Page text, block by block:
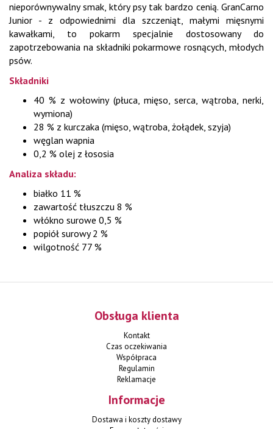
nieporównywalny smak, który psy tak bardzo cenią. GranCarno
Junior - z odpowiednimi dla szczeniąt, małymi mięsnymi
kawałkami, to pokarm specjalnie dostosowany do
zapotrzebowania na składniki pokarmowe rosnących, młodych
psów.
Składniki
40 % z wołowiny (płuca, mięso, serca, wątroba, nerki,
wymiona)
28 % z kurczaka (mięso, wątroba, żołądek, szyja)
węglan wapnia
0,2 % olej z łososia
Analiza składu:
białko 11 %
zawartość tłuszczu 8 %
włókno surowe 0,5 %
popiół surowy 2 %
wilgotność 77 %
Obsługa klienta
Kontakt
Czas oczekiwania
Współpraca
Regulamin
Reklamacje
Informacje
Dostawa i koszty dostawy